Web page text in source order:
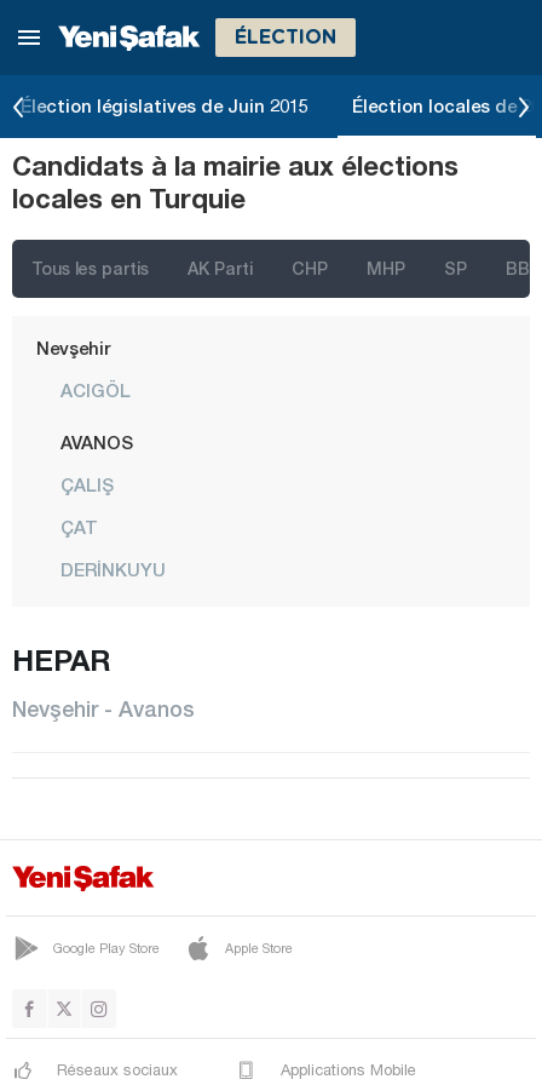
ÉLECTION
Élection législatives de Juin 2015 Élection locales de
Candidats à la mairie aux élections
locales en Turquie
Tous les partis AK Parti CHP MHP SP BBP
Kütahya
Mardin
Mersin
Muş
Nevşehir
ACIGÖL
AVANOS
ÇALIŞ
ÇAT
DERİNKUYU
GÖREME
GÜLŞEHİR
KALABA
KAVAK
KOZAKLI
NAR
ORTAHİSAR
HEPAR
Nevşehir - Avanos
Google Play Store Apple Store
Réseaux sociaux Applications Mobile